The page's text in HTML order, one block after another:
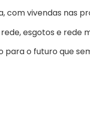
vivendas nas
esgotos e rede
o futuro que